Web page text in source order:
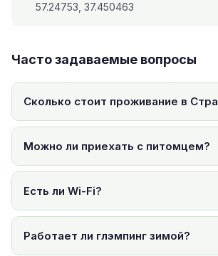
57.24753, 37.450463
Часто задаваемые вопросы
Сколько стоит проживание в
Можно ли приехать с питомцем?
Есть ли Wi-Fi?
Работает ли глэмпинг зимой?